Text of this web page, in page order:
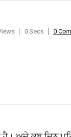
0 Secs 0